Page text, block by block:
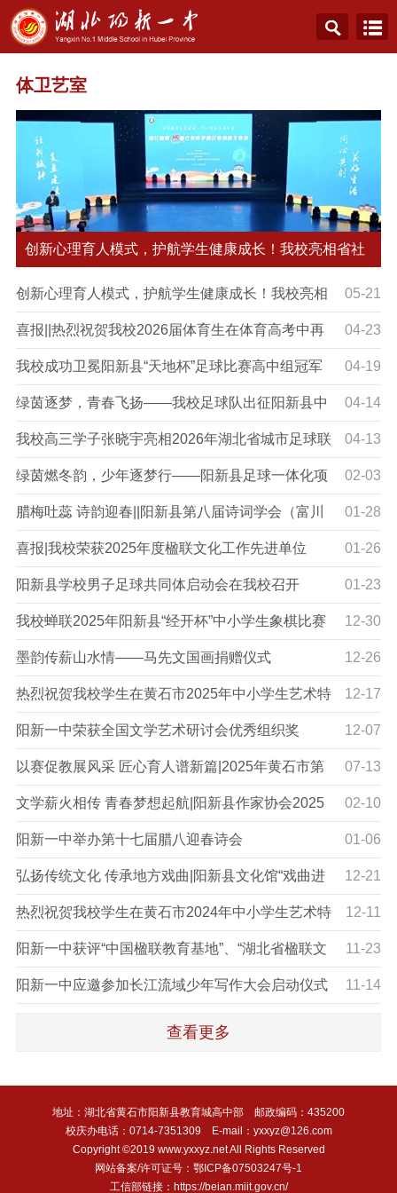
体卫艺室
创新心理育人模式，护航学生健康成长！我校亮相省社
科
05-21
创新心理育人模式，护航学生健康成长！我校亮相
省社科普及周分享育人经验 04-23
喜报||热烈祝贺我校2026届体育生在体育高考中再
创辉煌 04-19
我校成功卫冕阳新县“天地杯”足球比赛高中组冠军
04-14
绿茵逐梦，青春飞扬——我校足球队出征阳新县中
小学生足球比赛 04-13
我校高三学子张晓宇亮相2026年湖北省城市足球联
赛揭幕战 02-03
绿茵燃冬韵，少年逐梦行——阳新县足球一体化项
目共同体冬令营开营 01-28
腊梅吐蕊 诗韵迎春||阳新县第八届诗词学会（富川
诗社）2025年度工作年会暨阳新一中第十八届“腊八迎春诗
会
01-26
喜报|我校荣获2025年度楹联文化工作先进单位
01-23
阳新县学校男子足球共同体启动会在我校召开
12-30
我校蝉联2025年阳新县“经开杯”中小学生象棋比赛
高中组双冠 12-26
墨韵传薪山水情——马先文国画捐赠仪式
12-17
热烈祝贺我校学生在黄石市2025年中小学生艺术特
长比赛中荣获佳绩！ 12-07
阳新一中荣获全国文学艺术研讨会优秀组织奖
07-13
以赛促教展风采 匠心育人谱新篇|2025年黄石市第
十届中小学青年教师教学竞赛在阳新一中隆重举行 02-10
文学薪火相传 青春梦想起航|阳新县作家协会2025
年工作推进会暨作家进校园启动仪式 01-06
阳新一中举办第十七届腊八迎春诗会
12-21
弘扬传统文化 传承地方戏曲|阳新县文化馆“戏曲进
校园”活动走进阳新一中 12-11
热烈祝贺我校学生在黄石市2024年中小学生艺术特
长比赛取得佳绩 11-23
阳新一中获评“中国楹联教育基地”、“湖北省楹联文
化传承教育示范学校” 11-14
阳新一中应邀参加长江流域少年写作大会启动仪式
查看更多
地址：湖北省黄石市阳新县教育城高中部 邮政编码：435200
校庆办电话：0714-7351309 E-mail：yxxyz@126.com
Copyright ©2019 www.yxxyz.net All Rights Reserved
网站备案/许可证号：鄂ICP备07503247号-1
工信部链接：https://beian.miit.gov.cn/